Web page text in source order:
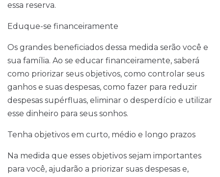
essa reserva.
Eduque-se financeiramente
Os grandes beneficiados dessa medida serão você e
sua família. Ao se educar financeiramente, saberá
como priorizar seus objetivos, como controlar seus
ganhos e suas despesas, como fazer para reduzir
despesas supérfluas, eliminar o desperdício e utilizar
esse dinheiro para seus sonhos.
Tenha objetivos em curto, médio e longo prazos
Na medida que esses objetivos sejam importantes
para você, ajudarão a priorizar suas despesas e,